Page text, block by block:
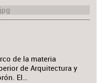
de la materia
de Arquitectura y
El…